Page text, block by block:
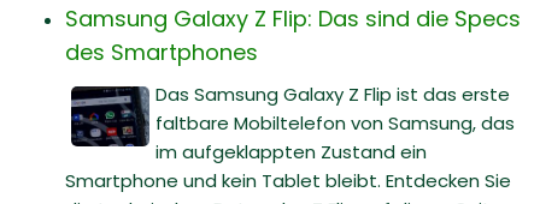
Samsung Galaxy Z Flip: Das sind die Specs
des Smartphones
Das Samsung Galaxy Z Flip ist das erste
faltbare Mobiltelefon von Samsung, das
im aufgeklappten Zustand ein
Smartphone und kein Tablet bleibt. Entdecken Sie